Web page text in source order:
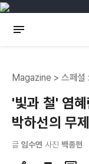
Magazine > 스페
'빛과 철' 염
박하선의 무
글 임수연 사진 백종헌